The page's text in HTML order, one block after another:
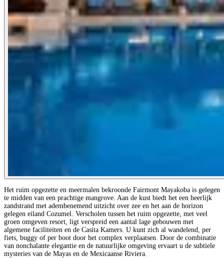
Het ruim opgezette en meermalen bekroonde Fairmont Mayakoba is gelegen
te midden van een prachtige mangrove. Aan de kust biedt het een heerlijk
zandstrand met adembenemend uitzicht over zee en het aan de horizon
gelegen eiland Cozumel. Verscholen tussen het ruim opgezette, met veel
groen omgeven resort, ligt verspreid een aantal lage gebouwen met
algemene faciliteiten en de Casita Kamers. U kunt zich al wandelend, per
fiets, buggy of per boot door het complex verplaatsen. Door de combinatie
van nonchalante elegantie en de natuurlijke omgeving ervaart u de subtiele
mysteries van de Mayas en de Mexicaanse Riviera.